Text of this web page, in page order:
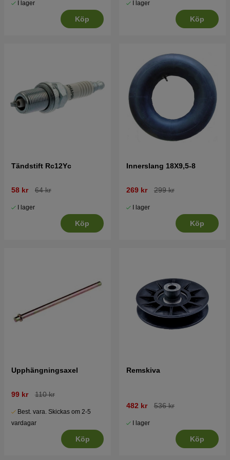
I lager
Köp
I lager
Köp
Tändstift Rc12Yc
58 kr 64 kr
I lager
Köp
Innerslang 18X9,5-8
269 kr 299 kr
I lager
Köp
Upphängningsaxel
99 kr 110 kr
Best. vara. Skickas om 2-5
vardagar
Köp
Remskiva
482 kr 536 kr
I lager
Köp